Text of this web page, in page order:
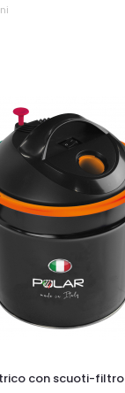
con scuoti-filtro